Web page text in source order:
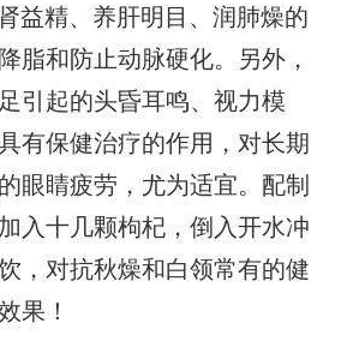
益精、养肝明目、润肺燥的
脂和防止动脉硬化。另外，
引起的头昏耳鸣、视力模
有保健治疗的作用，对长期
眼睛疲劳，尤为适宜。配制
入十几颗枸杞，倒入开水冲
，对抗秋燥和白领常有的健
果！